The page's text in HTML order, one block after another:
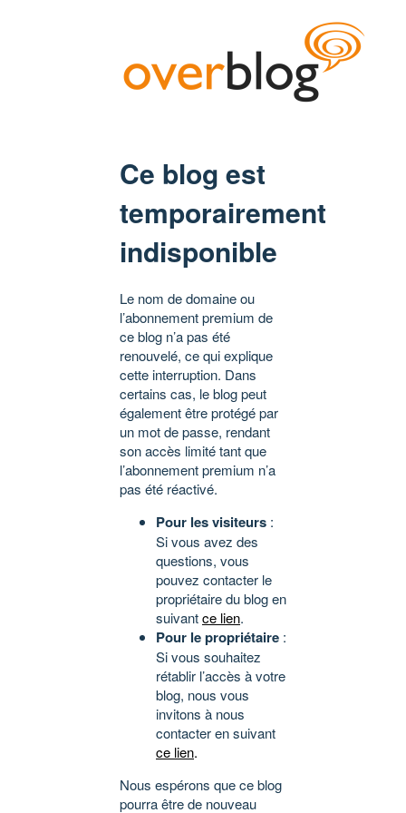
Ce blog est
temporairement
indisponible
Le nom de domaine ou
l’abonnement premium de
ce blog n’a pas été
renouvelé, ce qui explique
cette interruption. Dans
certains cas, le blog peut
également être protégé par
un mot de passe, rendant
son accès limité tant que
l’abonnement premium n’a
pas été réactivé.
Pour les visiteurs :
Si vous avez des
questions, vous
pouvez contacter le
propriétaire du blog en
suivantce lien.
Pour le propriétaire :
Si vous souhaitez
rétablir l’accès à votre
blog, nous vous
invitons à nous
contacter en suivant
ce lien.
Nous espérons que ce blog
pourra être de nouveau